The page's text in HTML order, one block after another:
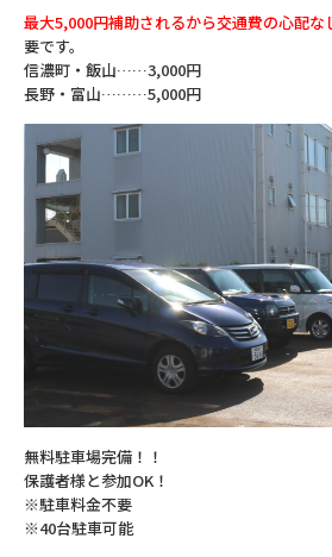
最大5,000円補助されるから交通費の心配な
要です。
信濃町・飯山……3,000円
長野・富山………5,000円
無料駐車場完備！！
保護者様と参加OK！
※駐車料金不要
※40台駐車可能